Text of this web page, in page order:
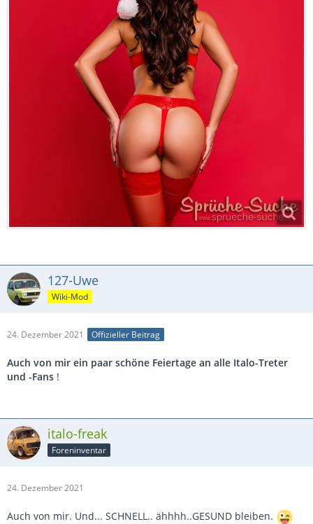
127-Uwe
Wiki-Mod
24. Dezember 2021 Offizieller Beitrag
Auch von mir ein paar schöne Feiertage an alle Italo-Treter
und -Fans !
italo-freak
Foreninventar
24. Dezember 2021
Auch von mir. Und... SCHNELL.. ähhhh..GESUND bleiben.